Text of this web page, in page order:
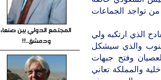
تواجد الجماعات
الذي ارتكبه ولي
والذي سيشكل
وفتح جبهات
والمملكة تعاني
المجتمع الدولي بين صنعاء
ودمشق..!!